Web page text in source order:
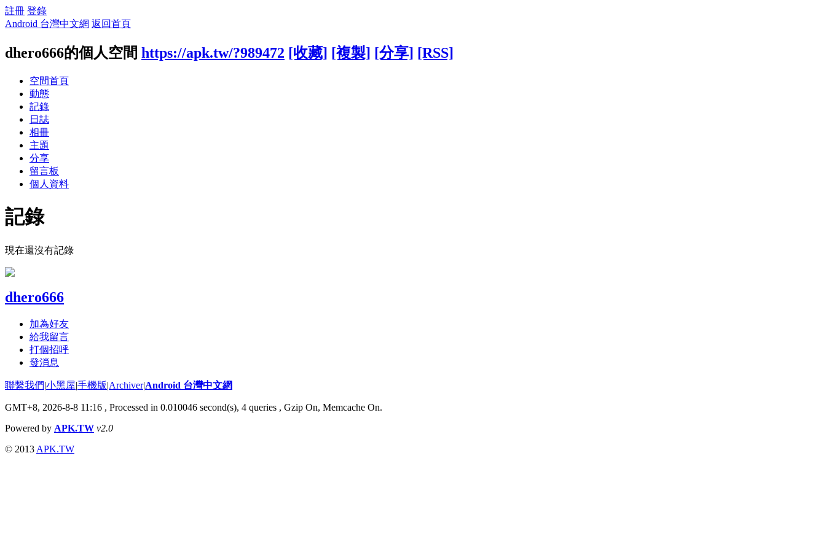
註冊 登錄
Android 台灣中文網 返回首頁
dhero666的個人空間 https://apk.tw/?989472 [收藏] [複製] [分享] [RSS]
空間首頁
動態
記錄
日誌
相冊
主題
分享
留言板
個人資料
記錄
現在還沒有記錄
dhero666
加為好友
給我留言
打個招呼
發消息
聯繫我們|小黑屋|手機版|Archiver|Android 台灣中文網
GMT+8, 2026-8-8 11:16 , Processed in 0.010046 second(s), 4 queries , Gzip On, Memcache On.
Powered by APK.TW v2.0
© 2013 APK.TW